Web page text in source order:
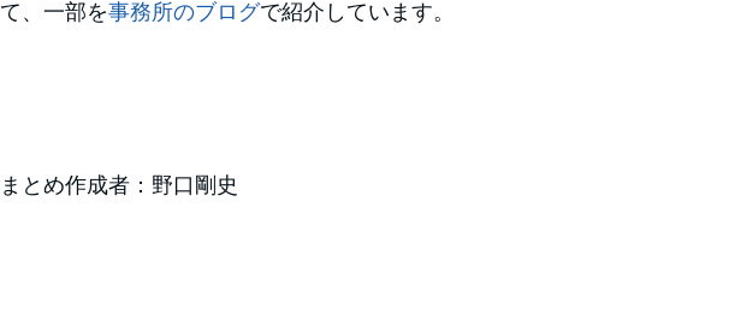
て、一部を事務所のブログで紹介しています。
まとめ作成者：野口剛史